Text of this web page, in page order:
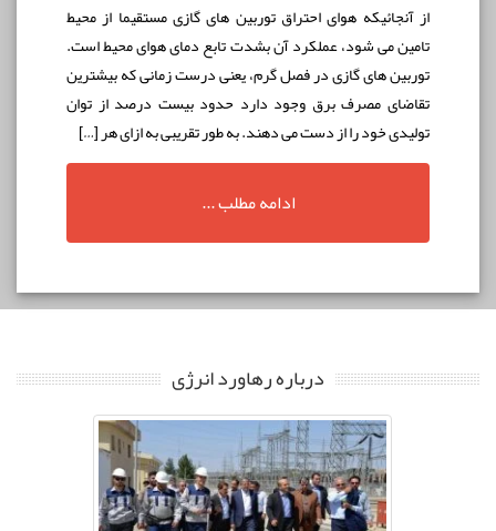
از آنجائيكه هوای احتراق توربين های گازی مستقيما از محيط
تامين می شود، عملكرد آن بشدت تابع دمای هوای محيط است.
توربين های گازی در فصل گرم، يعنی درست زمانی که بيشترين
تقاضای مصرف برق وجود دارد حدود بيست درصد از توان
توليدی خود را از دست می دهند. به طور تقریبی به ازای هر […]
ادامه مطلب ...
درباره رهاورد انرژی